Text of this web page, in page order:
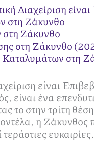
Διαχείριση
στη Ζάκυνθο
στη Ζάκυνθο
στη Ζάκυνθο
στη
είναι
είναι ένα
το στην τρίτη
η